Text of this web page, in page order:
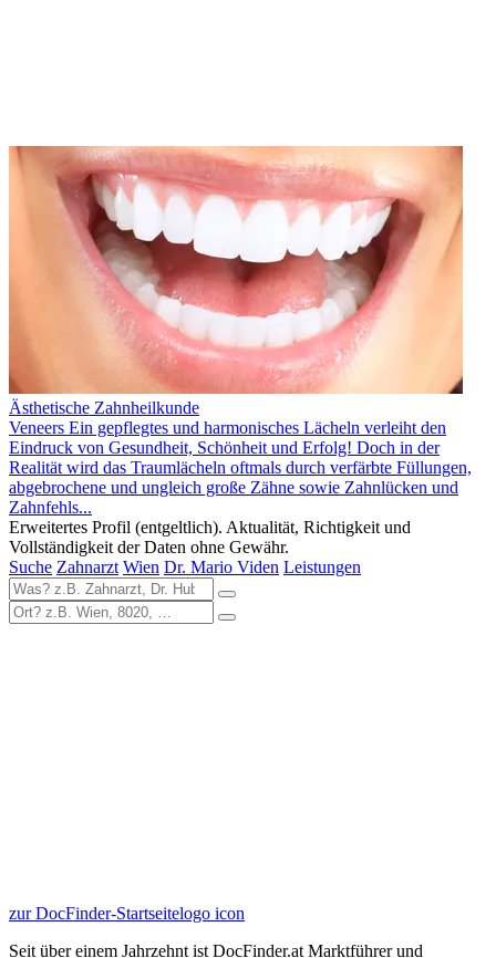
Ästhetische Zahnheilkunde
Veneers Ein gepflegtes und harmonisches Lächeln verleiht den
Eindruck von Gesundheit, Schönheit und Erfolg! Doch in der
Realität wird das Traumlächeln oftmals durch verfärbte Füllungen,
abgebrochene und ungleich große Zähne sowie Zahnlücken und
Zahnfehls...
Erweitertes Profil (entgeltlich). Aktualität, Richtigkeit und
Vollständigkeit der Daten ohne Gewähr.
Suche Zahnarzt Wien Dr. Mario Viden Leistungen
zur DocFinder-Startseitelogo icon
Seit über einem Jahrzehnt ist DocFinder.at Marktführer und